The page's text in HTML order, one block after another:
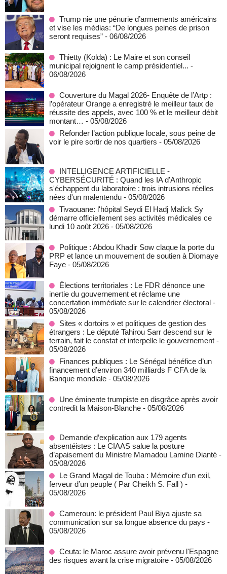
Trump nie une pénurie d’armements américains
et vise les médias: “De longues peines de prison
seront requises” - 06/08/2026
‎Thietty (Kolda) : Le Maire et son conseil
municipal rejoignent le camp présidentiel... -
06/08/2026
Couverture du Magal 2026- Enquête de l’Artp :
l’opérateur Orange a enregistré le meilleur taux de
réussite des appels, avec 100 % et le meilleur débit
montant… - 05/08/2026
Refonder l’action publique locale, sous peine de
voir le pire sortir de nos quartiers - 05/08/2026
INTELLIGENCE ARTIFICIELLE -
CYBERSÉCURITÉ : Quand les IA d'Anthropic
s'échappent du laboratoire : trois intrusions réelles
nées d'un malentendu - 05/08/2026
Tivaouane: l'hôpital Seydi El Hadj Malick Sy
démarre officiellement ses activités médicales ce
lundi 10 août 2026 - 05/08/2026
Politique : Abdou Khadir Sow claque la porte du
PRP et lance un mouvement de soutien à Diomaye
Faye - 05/08/2026
Élections territoriales : Le FDR dénonce une
inertie du gouvernement et réclame une
concertation immédiate sur le calendrier électoral -
05/08/2026
Sites « dortoirs » et politiques de gestion des
étrangers : Le député Tahirou Sarr descend sur le
terrain, fait le constat et interpelle le gouvernement -
05/08/2026
Finances publiques : Le Sénégal bénéfice d’un
financement d’environ 340 milliards F CFA de la
Banque mondiale - 05/08/2026
Une éminente trumpiste en disgrâce après avoir
contredit la Maison-Blanche - 05/08/2026
Demande d’explication aux 179 agents
absentéistes : Le CIAAS salue la posture
d’apaisement du Ministre Mamadou Lamine Dianté -
05/08/2026
Le Grand Magal de Touba : Mémoire d’un exil,
ferveur d’un peuple ( Par Cheikh S. Fall ) -
05/08/2026
Cameroun: le président Paul Biya ajuste sa
communication sur sa longue absence du pays -
05/08/2026
Ceuta: le Maroc assure avoir prévenu l'Espagne
des risques avant la crise migratoire - 05/08/2026